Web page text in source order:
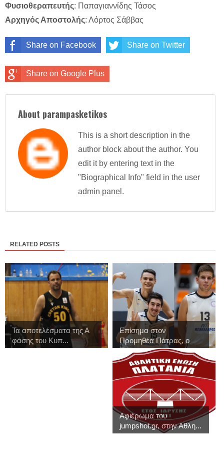
Φυσιοθεραπευτής: Παπαγιαννίδης Τάσος
Αρχηγός Αποστολής: Λόρτος Σάββας
Share on Facebook Share on Twitter
Share on Google Plus
About parampasketikos
This is a short description in the
author block about the author. You
edit it by entering text in the
"Biographical Info" field in the user
admin panel.
RELATED POSTS
Τα αποτελέσματα της Α
φάσης του Κυπ...
Επίσημα στον
Προμηθέα Πάτρας, ο
Π.Κ...
Αφιέρωμα του
jumpshot.gr, στην Αθλη...